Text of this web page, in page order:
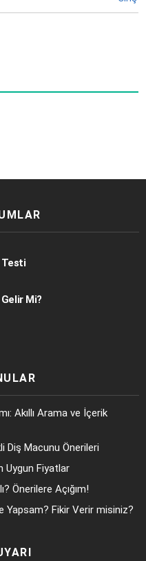
Testi
Mi?
Akıllı Arama ve İçerik
Diş Macunu Önerileri
Uygun Fiyatlar
Önerilere Açığım!
Yapsam? Fikir Verir misiniz?